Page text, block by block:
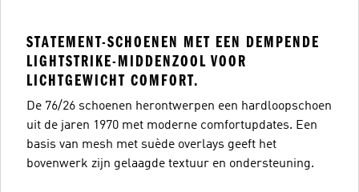
STATEMENT-SCHOENEN MET EEN DEMPENDE
LIGHTSTRIKE-MIDDENZOOL VOOR
LICHTGEWICHT COMFORT.
De 76/26 schoenen herontwerpen een hardloopschoen
uit de jaren 1970 met moderne comfortupdates. Een
basis van mesh met suède overlays geeft het
bovenwerk zijn gelaagde textuur en ondersteuning.